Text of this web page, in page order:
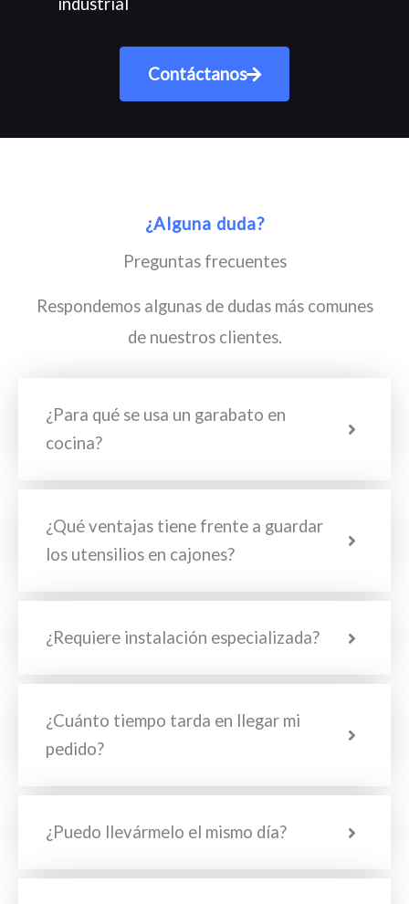
Contáctanos
¿Alguna duda?
Preguntas frecuentes
Respondemos algunas de dudas más comunes
de nuestros clientes.
¿Para qué se usa un garabato en
cocina?
¿Qué ventajas tiene frente a guardar
los utensilios en cajones?
¿Requiere instalación especializada?
¿Cuánto tiempo tarda en llegar mi
pedido?
¿Puedo llevármelo el mismo día?